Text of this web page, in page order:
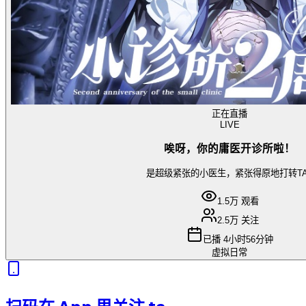
正在直播
LIVE
唉呀，你的庸医开诊所啦！
是超级紧张的小医生，紧张得原地打转
1.5万 观看
2.5万 关注
已播 4小时56分钟
虚拟日常